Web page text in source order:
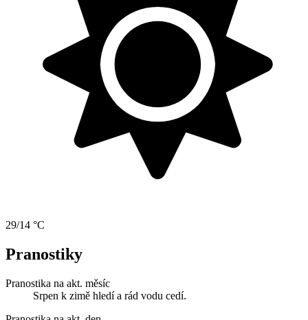
29/14 °C
Pranostiky
Pranostika na akt. měsíc
Srpen k zimě hledí a rád vodu cedí.